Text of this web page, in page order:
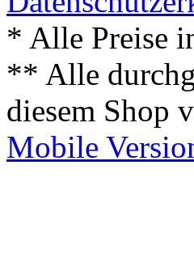
* Alle Preise
** Alle
diesem Shop
Mobile